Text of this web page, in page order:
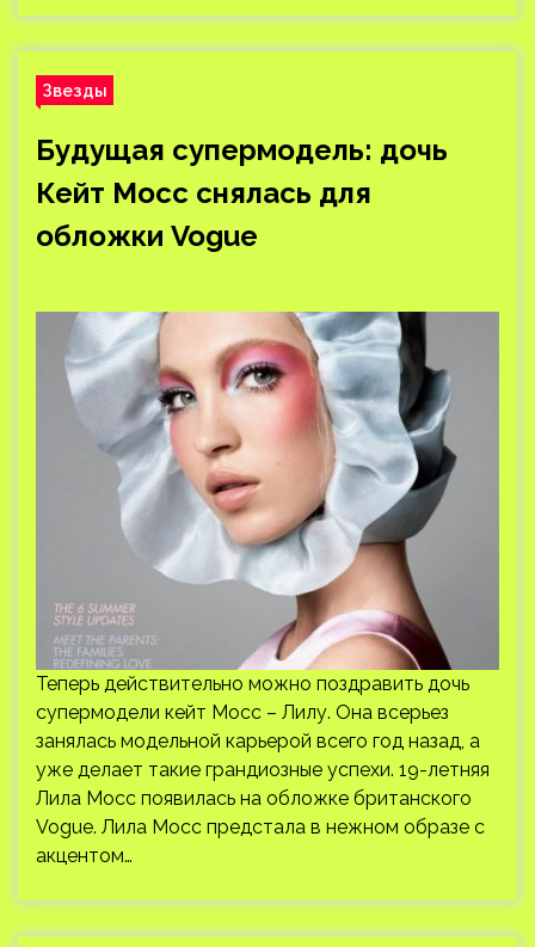
Звезды
Будущая супермодель: дочь
Кейт Мосс снялась для
обложки Vogue
Теперь действительно можно поздравить дочь
супермодели кейт Мосс – Лилу. Она всерьез
занялась модельной карьерой всего год назад, а
уже делает такие грандиозные успехи. 19-летняя
Лила Мосс появилась на обложке британского
Vogue. Лила Мосс предстала в нежном образе с
акцентом…